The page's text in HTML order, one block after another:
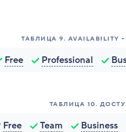
ТАБЛИЦА 9. AVAILABILITY -
Free Professional
ТАБЛИЦА 10.
Free Team Business